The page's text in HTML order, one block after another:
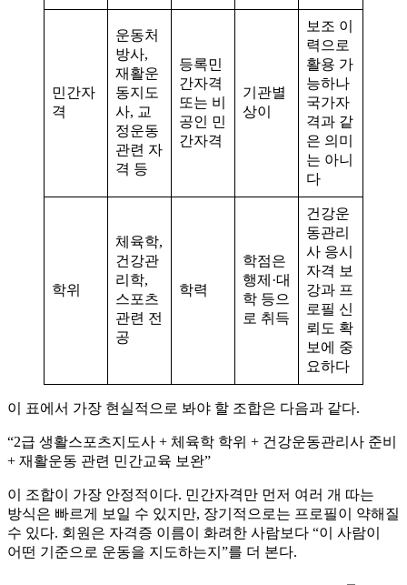
민간자
격
운동처
방사,
재활운
동지도
사, 교
정운동
관련 자
격 등
등록민
간자격
또는 비
공인 민
간자격
기관별
상이
보조 이
력으로
활용 가
능하나
국가자
격과 같
은 의미
는 아니
다
학위
체육학,
건강관
리학,
스포츠
관련 전
공
학력
학점은
행제·대
학 등으
로 취득
건강운
동관리
사 응시
자격 보
강과 프
로필 신
뢰도 확
보에 중
요하다
이 표에서 가장 현실적으로 봐야 할 조합은 다음과 같다.
“2급 생활스포츠지도사 + 체육학 학위 + 건강운동관리사 준비
+ 재활운동 관련 민간교육 보완”
이 조합이 가장 안정적이다. 민간자격만 먼저 여러 개 따는
방식은 빠르게 보일 수 있지만, 장기적으로는 프로필이 약해질
수 있다. 회원은 자격증 이름이 화려한 사람보다 “이 사람이
어떤 기준으로 운동을 지도하는지”를 더 본다.